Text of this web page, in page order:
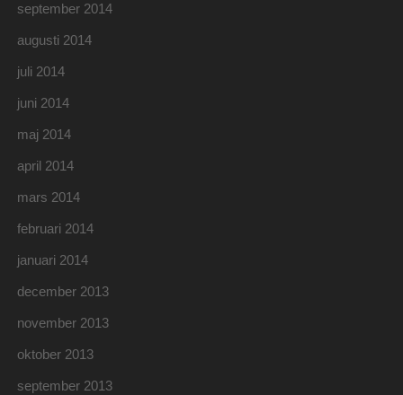
september 2014
augusti 2014
juli 2014
juni 2014
maj 2014
april 2014
mars 2014
februari 2014
januari 2014
december 2013
november 2013
oktober 2013
september 2013